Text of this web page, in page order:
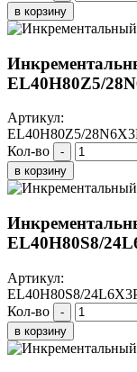
в корзину
EL40H80Z5/
Артикул:
EL40H80Z5/
Кол-во
-
в корзину
EL40H80S8/
Артикул:
EL40H80S8/
Кол-во
-
в корзину